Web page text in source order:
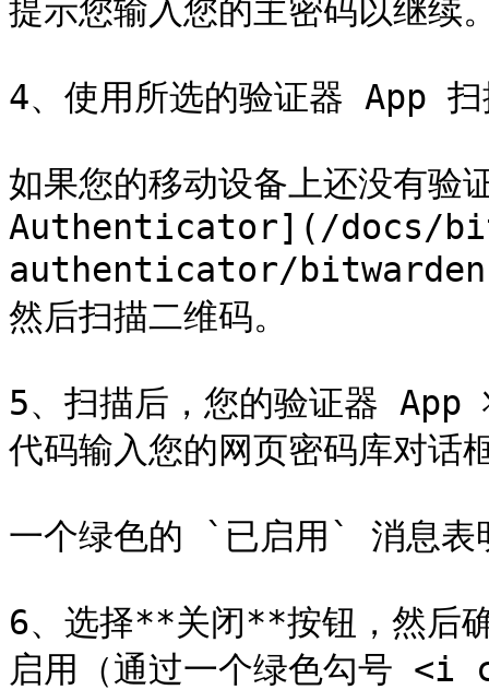
提示您输入您的主密码以继续
4、使用所选的验证器 App
如果您的移动设备上还没有
Authenticator](/docs/
authenticator/
然后扫描二维码。
5、扫描后，您的验证器
代码输入您的网页密码库对
一个绿色的 `已启用` 消息表
6、选择**关闭**按钮，然后
启用（通过一个绿色勾号